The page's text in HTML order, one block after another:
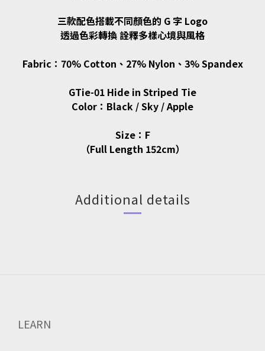
三款配色搭載不同顏色的 G 字 Logo
透過色彩轉換 詮釋多樣心境與風格
Fabric：70% Cotton、27% Nylon、3% Spandex
GTie-01 Hide in Striped Tie
Color：Black / Sky / Apple
Size：F
（Full Length 152cm）
Additional details
LEARN